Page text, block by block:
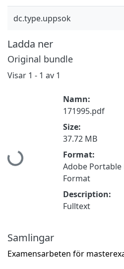
dc.type.uppsok
Ladda ner
Original bundle
Visar 1 - 1 av 1
Hämtar...
Namn:
171995.pdf
Size:
37.72 MB
Format:
Adobe
Format
Description:
Fulltext
Samlingar
Examensarbeten för